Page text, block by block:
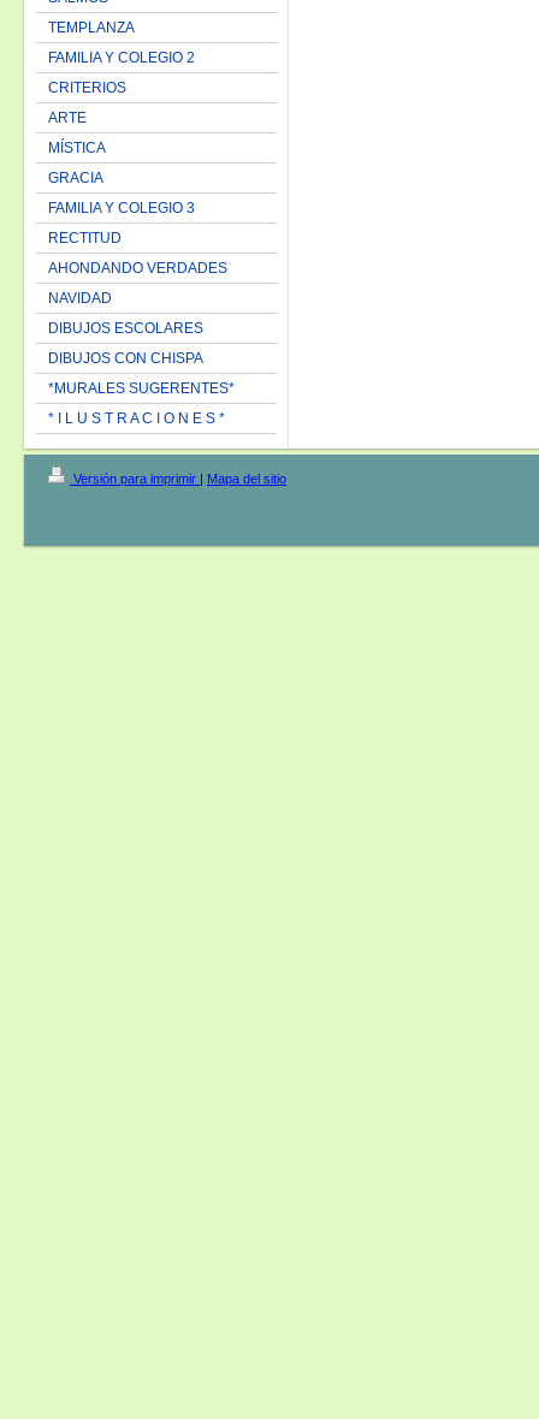
TEMPLANZA
FAMILIA Y COLEGIO 2
CRITERIOS
ARTE
MÍSTICA
GRACIA
FAMILIA Y COLEGIO 3
RECTITUD
AHONDANDO VERDADES
NAVIDAD
DIBUJOS ESCOLARES
DIBUJOS CON CHISPA
*MURALES SUGERENTES*
* I L U S T R A C I O N E S *
Versión para imprimir | Mapa del sitio